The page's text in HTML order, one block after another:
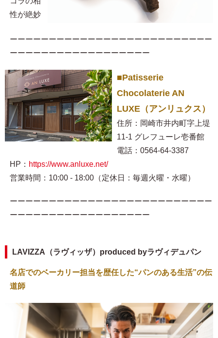
性が絶妙
ーーーーーーーーーーーーーーーーーーーーーーーーーー
ーーーーーーーーーーーーーーーーーー
■Patisserie
Chocolaterie AN
LUXE（アンリュクス）
住所：岡崎市井内町字上堤
11-1 グレフューレ壱番館
電話：0564-64-3387
HP： https://www.anluxe.net/
営業時間：10:00 - 18:00（定休日：毎週火曜・水曜）
ーーーーーーーーーーーーーーーーーーーーーーーーーー
ーーーーーーーーーーーーーーーーーー
LAVIZZA（ラヴィッザ）produced byラヴィデュパン
名店でのベーカリー担当を歴任した“パンのある生活”の伝
道師